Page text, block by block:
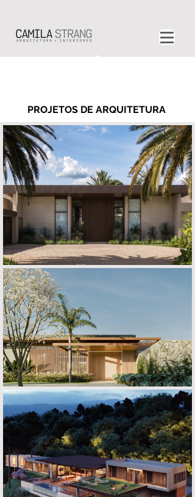
PROJETOS DE ARQUITETURA
CASA D | R
CASA A | F
CASA F | O